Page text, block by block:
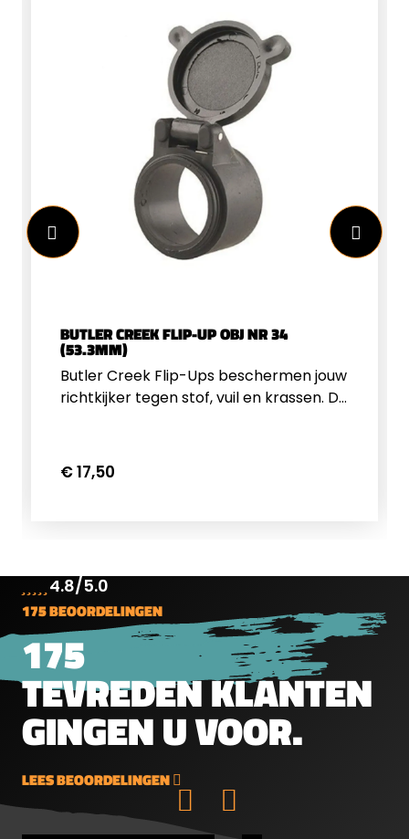
BUTLER CREEK FLIP-UP OBJ NR 34
(53.3MM)
Butler Creek Flip-Ups beschermen jouw
richtkijker tegen stof, vuil en krassen. De
per ongeluk openspringt. De Flip-up is
voorzien van een stille veer zodat deze
€ 17,50
4.8/5.0
175 BEOORDELINGEN
175
TEVREDEN KLANTEN
GINGEN U VOOR.
LEES BEOORDELINGEN